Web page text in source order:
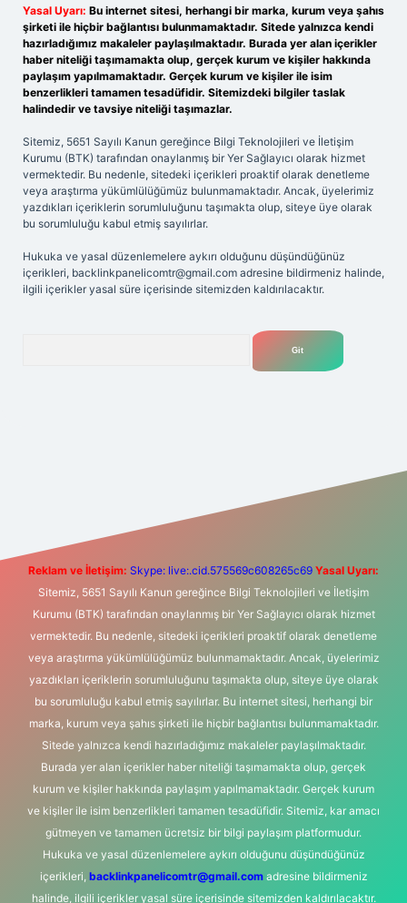
Yasal Uyarı: Bu internet sitesi, herhangi bir marka, kurum veya şahıs
şirketi ile hiçbir bağlantısı bulunmamaktadır. Sitede yalnızca kendi
hazırladığımız makaleler paylaşılmaktadır. Burada yer alan içerikler
haber niteliği taşımamakta olup, gerçek kurum ve kişiler hakkında
paylaşım yapılmamaktadır. Gerçek kurum ve kişiler ile isim
benzerlikleri tamamen tesadüfidir. Sitemizdeki bilgiler taslak
halindedir ve tavsiye niteliği taşımazlar.
Sitemiz, 5651 Sayılı Kanun gereğince Bilgi Teknolojileri ve İletişim
Kurumu (BTK) tarafından onaylanmış bir Yer Sağlayıcı olarak hizmet
vermektedir. Bu nedenle, sitedeki içerikleri proaktif olarak denetleme
veya araştırma yükümlülüğümüz bulunmamaktadır. Ancak, üyelerimiz
yazdıkları içeriklerin sorumluluğunu taşımakta olup, siteye üye olarak
bu sorumluluğu kabul etmiş sayılırlar.
Hukuka ve yasal düzenlemelere aykırı olduğunu düşündüğünüz
içerikleri, backlinkpanelicomtr@gmail.com adresine bildirmeniz halinde,
ilgili içerikler yasal süre içerisinde sitemizden kaldırılacaktır.
Reklam ve İletişim: Skype: live:.cid.575569c608265c69 Yasal Uyarı:
Sitemiz, 5651 Sayılı Kanun gereğince Bilgi Teknolojileri ve İletişim
Kurumu (BTK) tarafından onaylanmış bir Yer Sağlayıcı olarak hizmet
vermektedir. Bu nedenle, sitedeki içerikleri proaktif olarak denetleme
veya araştırma yükümlülüğümüz bulunmamaktadır. Ancak, üyelerimiz
yazdıkları içeriklerin sorumluluğunu taşımakta olup, siteye üye olarak
bu sorumluluğu kabul etmiş sayılırlar. Bu internet sitesi, herhangi bir
marka, kurum veya şahıs şirketi ile hiçbir bağlantısı bulunmamaktadır.
Sitede yalnızca kendi hazırladığımız makaleler paylaşılmaktadır.
Burada yer alan içerikler haber niteliği taşımamakta olup, gerçek
kurum ve kişiler hakkında paylaşım yapılmamaktadır. Gerçek kurum
ve kişiler ile isim benzerlikleri tamamen tesadüfidir. Sitemiz, kar amacı
gütmeyen ve tamamen ücretsiz bir bilgi paylaşım platformudur.
Hukuka ve yasal düzenlemelere aykırı olduğunu düşündüğünüz
içerikleri, backlinkpanelicomtr@gmail.comadresine bildirmeniz
halinde, ilgili içerikler yasal süre içerisinde sitemizden kaldırılacaktır.